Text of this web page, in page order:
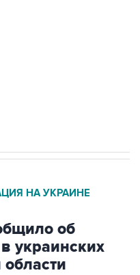
НА УКРАИНЕ
об
украинских